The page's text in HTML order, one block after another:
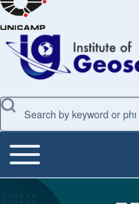
Search
Main Menu
Toggle main menu
Slideshow
Slide 2 of 7